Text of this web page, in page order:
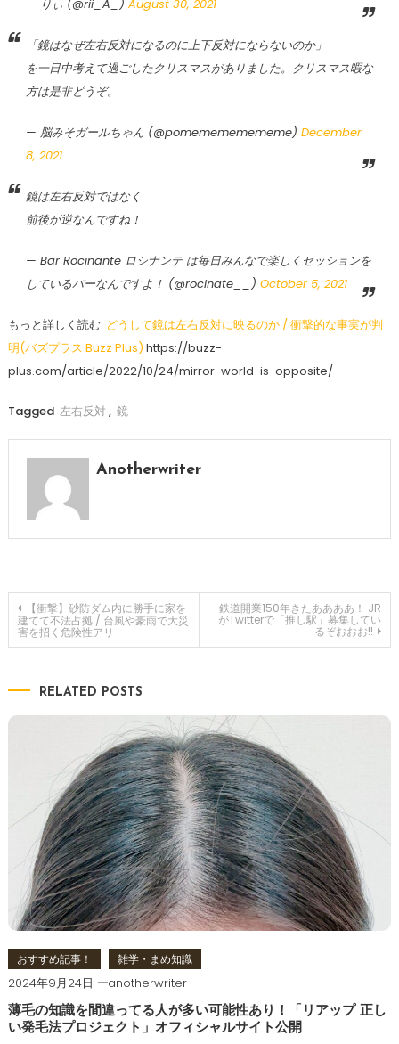
— りぃ (@rii_A_) August 30, 2021
「鏡はなぜ左右反対になるのに上下反対にならないのか」
を一日中考えて過ごしたクリスマスがありました。クリスマス暇な
方は是非どうぞ。
— 脳みそガールちゃん (@pomemememememe) December
8, 2021
鏡は左右反対ではなく
前後が逆なんですね！
— Bar Rocinante ロシナンテ は毎日みんなで楽しくセッションを
しているバーなんですよ！ (@rocinate__) October 5, 2021
もっと詳しく読む: どうして鏡は左右反対に映るのか / 衝撃的な事実が判
明(バズプラス Buzz Plus) https://buzz-
plus.com/article/2022/10/24/mirror-world-is-opposite/
Tagged 左右反対 , 鏡
Anotherwriter
投
稿
ナ
シ
ョ
ン
【衝撃】砂防ダム内に勝手に家を
建てて不法占拠 / 台風や豪雨で大災
害を招く危険性アリ
鉄道開業150年きたああああ！ JR
がTwitterで「推し駅」募集してい
るぞおおお!!
RELATED POSTS
おすすめ記事！ 雑学・まめ知識
2024年9月24日 anotherwriter
薄毛の知識を間違ってる人が多い可能性あり！「リアップ 正し
い発毛法プロジェクト」オフィシャルサイト公開